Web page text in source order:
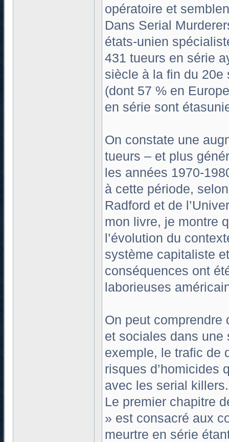
opératoire et
Dans Serial
états-unien
431 tueurs en série
siècle à la fin du 20e
(dont 57 % en
en série sont
On constate une
tueurs – et plus
les années 1970-
à cette période,
Radford et de
mon livre, je montre
l’évolution du
système capitaliste
conséquences ont
laborieuses
On peut comprendre
et sociales dans une
exemple, le trafic de
risques d’homicides
avec les serial
Le premier chapitre
» est consacré aux
meurtre en série